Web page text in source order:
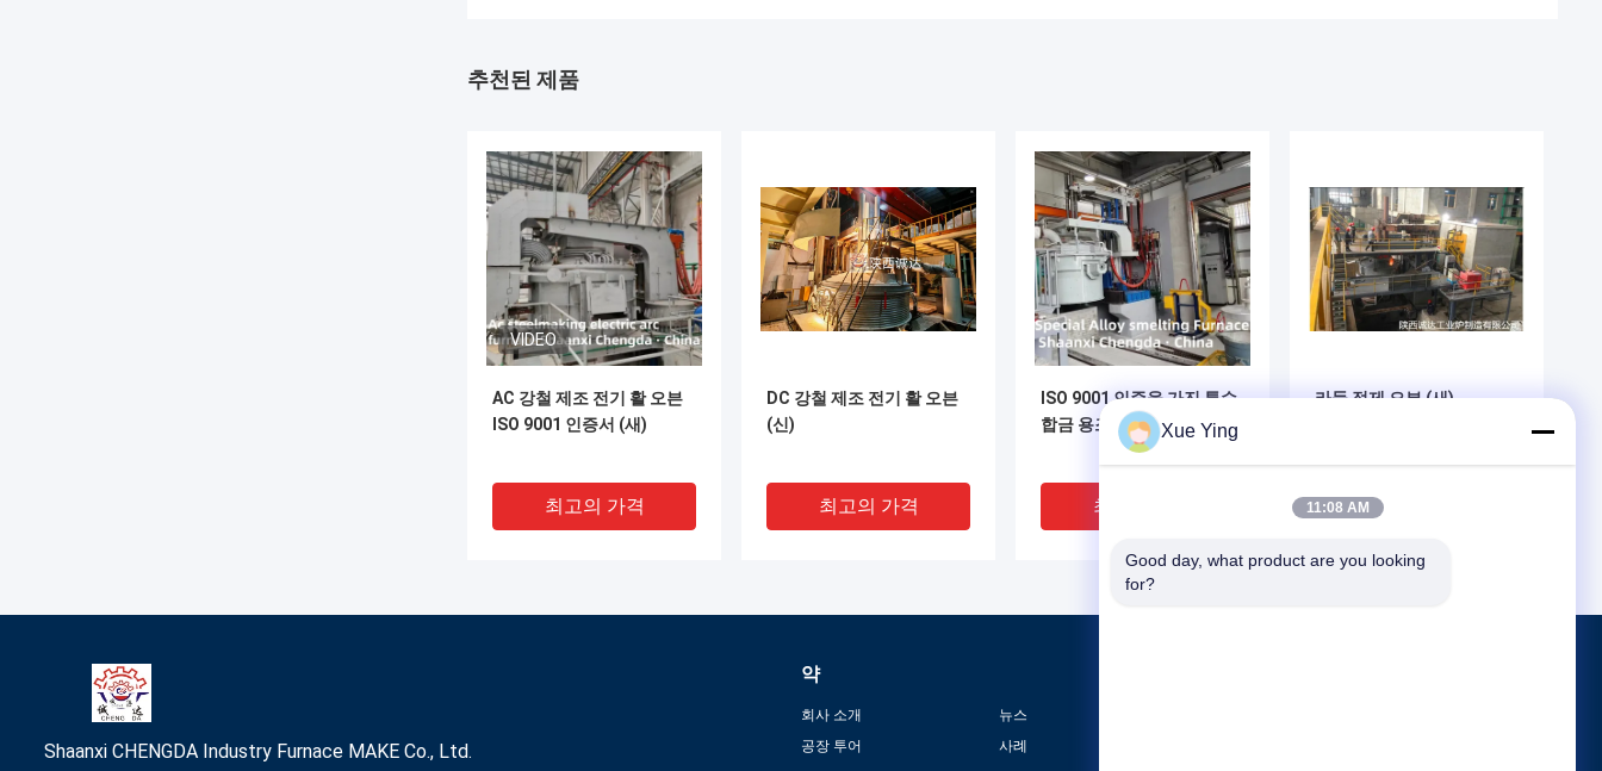
추천된 제품
VIDEO
AC 강철 제조 전기 활 오븐
ISO 9001 인증서 (새)
최고의 가격
DC 강철 제조 전기 활 오븐
(신)
최고의 가격
ISO 9001 인증을 가진 특수
합금 용조
최고의 가격
라들 정제 오븐 (새)
최고의 가격
Shaanxi CHENGDA Industry Furnace MAKE Co., Ltd.
약
회사 소개
공장 투어
뉴스
사례
Xue Ying
11:08 AM
Good day, what product are you looking
for?